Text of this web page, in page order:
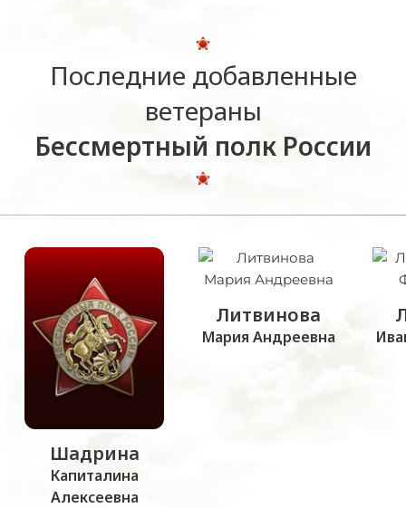
Последние добавленные
ветераны
Бессмертный полк России
Шадрина
Капиталина
Алексеевна
Литвинова
Мария Андреевна